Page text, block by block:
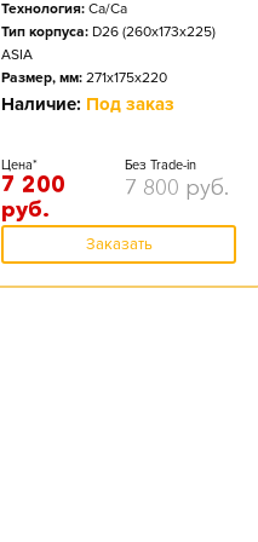
Технология: Ca/Ca
Тип корпуса: D26 (260x173x225)
ASIA
Размер, мм: 271x175x220
Наличие: Под заказ
Цена*
7 200
руб.
Без Trade-in
7 800 руб.
Заказать